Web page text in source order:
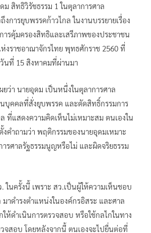
ม สิทธิวิรัชธรรม 1 ในตุลาการศาล
การยุบพรรคก้าวไกล ในงานบรรยายเรื่อง
รคุ้มครองสิทธิและเสรีภาพของประชาชน
งราชอาณาจักรไทย พุทธศักราช 2560 ที่
นที่ 15 สิงหาคมที่ผ่านมา
ยว่า นายอุดม เป็นหนึ่งในตุลาการศาล
บุคคลที่สั่งยุบพรรค และตัดสิทธิ์กรรมการ
ที่แสดงความคิดเห็นไม่เหมาะสม ตนเองใน
คำถามว่า พฤติกรรมของนายอุดมเหมาะ
รศาลรัฐธรรมนูญหรือไม่ และผิดจริยธรรม
ในครั้งนี้ เพราะ สว.เป็นผู้ให้ความเห็นชอบ
าดำรงตำแหน่งในองค์กรอิสระ และศาล
ห้ดำเนินการตรวจสอบ หรือใช้กลไกในทาง
จสอบ โดยหลังจากนี้ ตนเองจะไปยื่นต่อที่